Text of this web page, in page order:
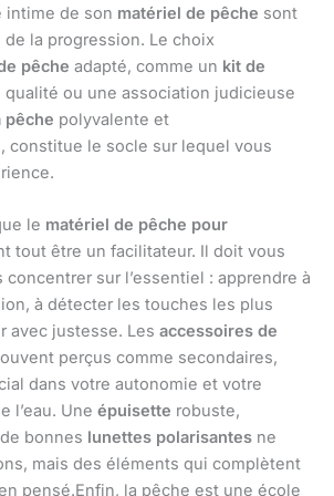
intime de son matériel de pêche sont
la progression. Le choix
pêche adapté, comme un kit de
qualité ou une association judicieuse
pêche polyvalente et
constitue le socle sur lequel vous
le matériel de pêche pour
tout être un facilitateur. Il doit vous
sur l’essentiel : apprendre à
à détecter les touches les plus
avec justesse. Les accessoires de
perçus comme secondaires,
dans votre autonomie et votre
l’eau. Une épuisette robuste,
bonnes lunettes polarisantes ne
mais des éléments qui complètent
pensé.Enfin, la pêche est une école